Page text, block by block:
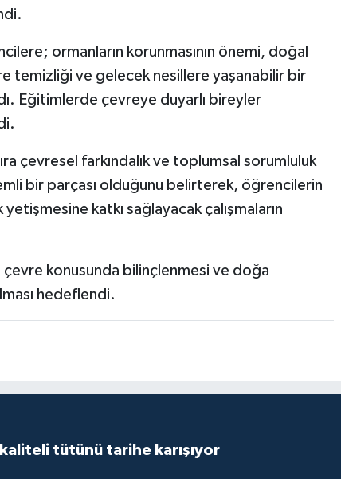
ormanların korunmasının önemi, doğal
temizliği ve gelecek nesillere yaşanabilir bir
Eğitimlerde çevreye duyarlı bireyler
çevresel farkındalık ve toplumsal sorumluluk
bir parçası olduğunu belirterek, öğrencilerin
katkı sağlayacak çalışmaların
çevre konusunda bilinçlenmesi ve doğa
hedeflendi.
tütünü tarihe karışıyor